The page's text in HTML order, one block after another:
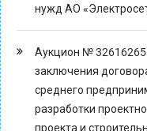
нужд АО
Аукцион №
заключения
среднего
разработки
проекта и